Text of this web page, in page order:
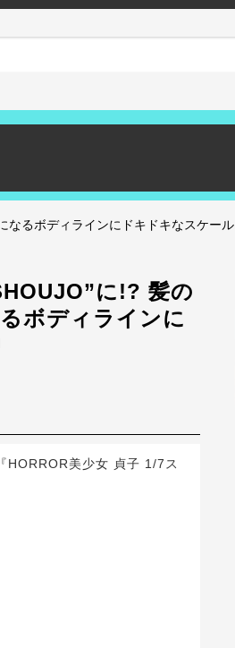
なるボディラインにドキドキなスケール
に!? 髪の
ボディラインに
HORROR美少女 貞子 1/7ス